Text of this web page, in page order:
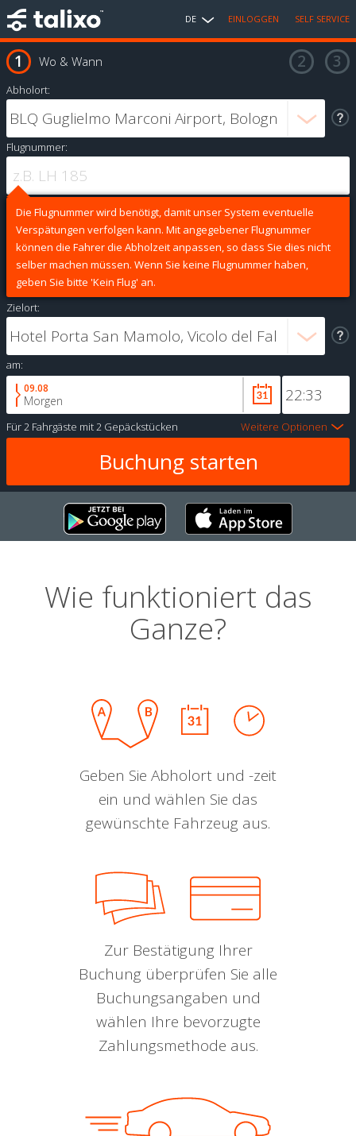
DE EINLOGGEN SELF SERVICE
Wo & Wann
Abholort:
Flugnummer:
Die Flugnummer wird benötigt, damit unser System eventuelle
Verspätungen verfolgen kann. Mit angegebener Flugnummer
können die Fahrer die Abholzeit anpassen, so dass Sie dies nicht
selber machen müssen. Wenn Sie keine Flugnummer haben,
geben Sie bitte 'Kein Flug' an.
Zielort:
am:
09.08
Morgen
Für2 Fahrgäste mit2 Gepäckstücken Weitere Optionen
Wie funktioniert das
Ganze?
Geben Sie Abholort und -zeit
ein und wählen Sie das
gewünschte Fahrzeug aus.
Zur Bestätigung Ihrer
Buchung überprüfen Sie alle
Buchungsangaben und
wählen Ihre bevorzugte
Zahlungsmethode aus.